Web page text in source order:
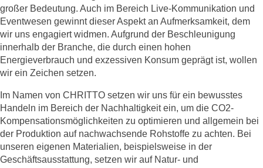
großer Bedeutung. Auch im Bereich Live-Kommunikation und
Eventwesen gewinnt dieser Aspekt an Aufmerksamkeit, dem
wir uns engagiert widmen. Aufgrund der Beschleunigung
innerhalb der Branche, die durch einen hohen
Energieverbrauch und exzessiven Konsum geprägt ist, wollen
wir ein Zeichen setzen.
Im Namen von CHRITTO setzen wir uns für ein bewusstes
Handeln im Bereich der Nachhaltigkeit ein, um die CO2-
Kompensationsmöglichkeiten zu optimieren und allgemein bei
der Produktion auf nachwachsende Rohstoffe zu achten. Bei
unseren eigenen Materialien, beispielsweise in der
Geschäftsausstattung, setzen wir auf Natur- und